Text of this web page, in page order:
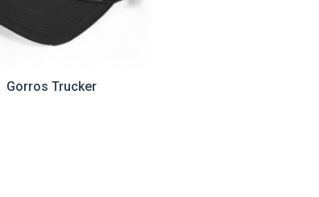
Gorros Trucker